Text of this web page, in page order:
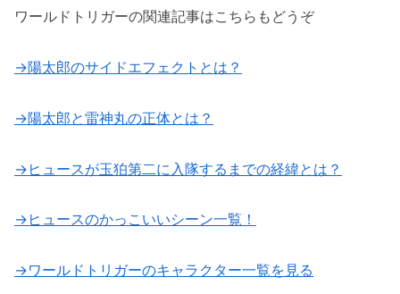
ワールドトリガーの関連記事はこちらもどうぞ
→陽太郎のサイドエフェクトとは？
→陽太郎と雷神丸の正体とは？
→ヒュースが玉狛第二に入隊するまでの経緯とは？
→ヒュースのかっこいいシーン一覧！
→ワールドトリガーのキャラクター一覧を見る